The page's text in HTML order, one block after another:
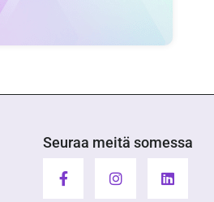
Seuraa meitä somessa